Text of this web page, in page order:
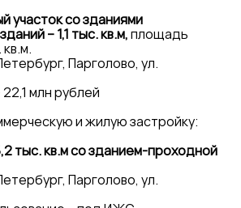
участок со зданиями
– 1,1 тыс. кв.м,площадь
Парголово, ул.
млн рублей
и жилую застройку:
тыс. кв.м со зданием-проходной
Парголово, ул.